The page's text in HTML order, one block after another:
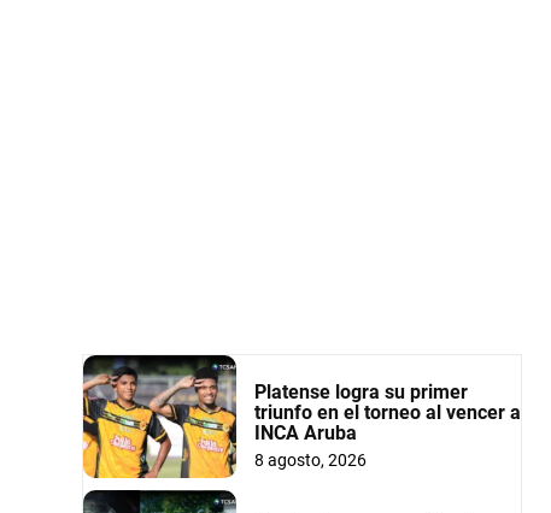
Platense logra su primer
triunfo en el torneo al vencer a
INCA Aruba
8 agosto, 2026